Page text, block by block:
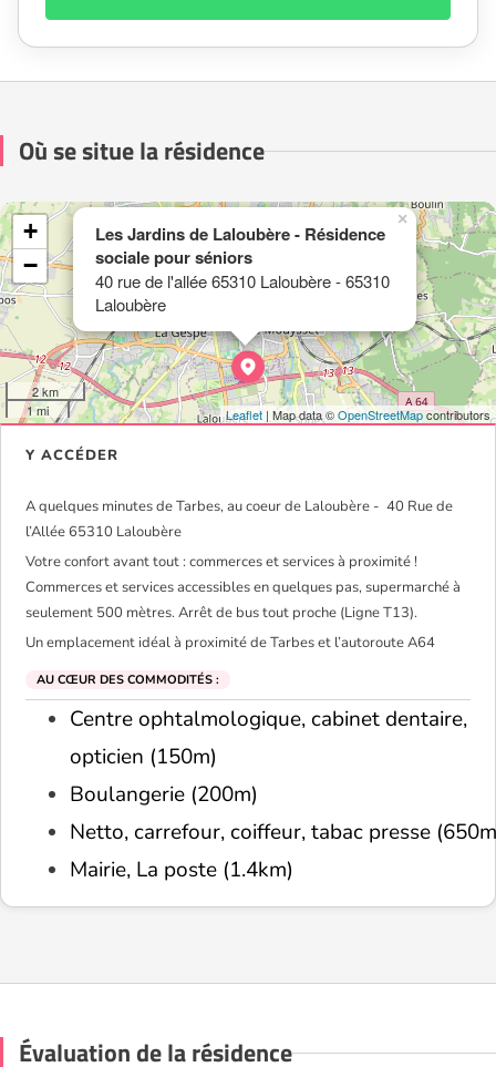
Où se situe la résidence
Les Jardins de Laloubère - Résidence
sociale pour séniors
40 rue de l'allée 65310 Laloubère - 65310
Laloubère
×
+
−
2 km
1 mi
Leaflet | Map data ©OpenStreetMapcontributors
Y ACCÉDER
A quelques minutes de Tarbes, au coeur de Laloubère - 40 Rue de
l’Allée 65310 Laloubère
Votre confort avant tout : commerces et services à proximité !
Commerces et services accessibles en quelques pas, supermarché à
seulement 500 mètres. Arrêt de bus tout proche (Ligne T13).
Un emplacement idéal à proximité de Tarbes et l’autoroute A64
AU CŒUR DES COMMODITÉS :
Centre ophtalmologique, cabinet dentaire,
opticien (150m)
Boulangerie (200m)
Netto, carrefour, coiffeur, tabac presse
Mairie, La poste (1.4km)
Évaluation de la résidence